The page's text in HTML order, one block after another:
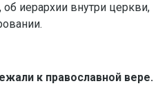
иерархии внутри церкви,
к православной вере.